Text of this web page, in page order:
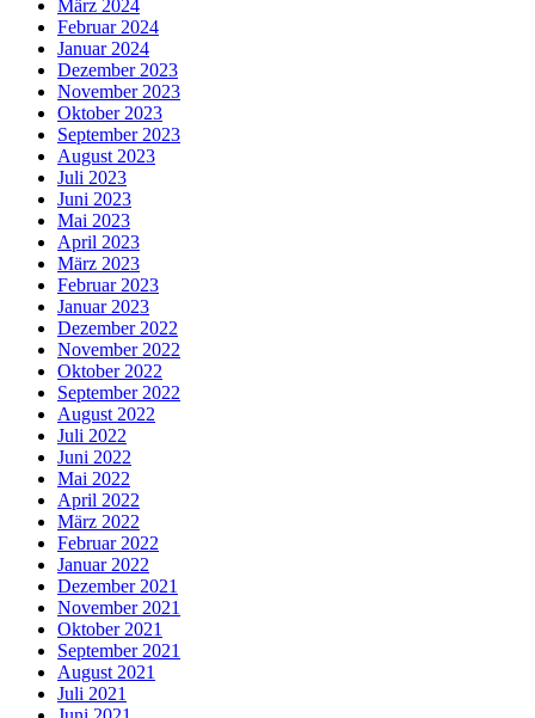
März 2024
Februar 2024
Januar 2024
Dezember 2023
November 2023
Oktober 2023
September 2023
August 2023
Juli 2023
Juni 2023
Mai 2023
April 2023
März 2023
Februar 2023
Januar 2023
Dezember 2022
November 2022
Oktober 2022
September 2022
August 2022
Juli 2022
Juni 2022
Mai 2022
April 2022
März 2022
Februar 2022
Januar 2022
Dezember 2021
November 2021
Oktober 2021
September 2021
August 2021
Juli 2021